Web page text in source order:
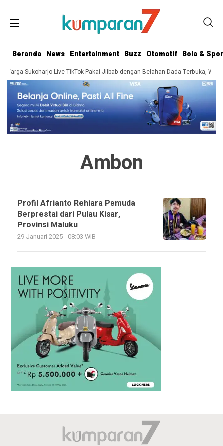
Beranda News Entertainment Buzz Otomotif Bola &
Warga Sukoharjo Live TikTok Pakai Jilbab dengan Belahan Dada Terbuka,
Ambon
Profil Afrianto Rehiara Pemuda
Berprestai dari Pulau Kisar,
Provinsi Maluku
29 Januari 2025 - 08:03 WIB